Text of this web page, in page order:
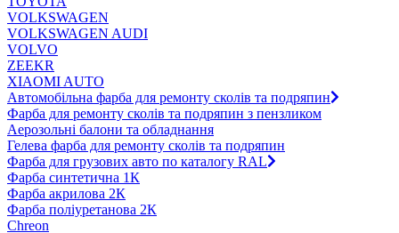
VOLKSWAGEN
VOLKSWAGEN AUDI
VOLVO
ZEEKR
XIAOMI AUTO
Автомобільна фарба для ремонту сколів та подряпин
Фарба для ремонту сколів та подряпин з пензликом
Аерозольні балони та обладнання
Гелева фарба для ремонту сколів та подряпин
Фарба для грузових авто по каталогу RAL
Фарба синтетична 1К
Фарба акрилова 2К
Фарба поліуретанова 2К
Chreon